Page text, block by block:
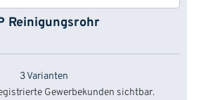
Reinigungsrohr
3 Varianten
Gewerbekunden sichtbar.